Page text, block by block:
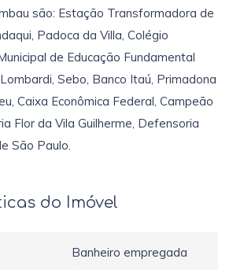
são: Estação Transformadora de
Padoca da Villa, Colégio
de Educação Fundamental
Sebo, Banco Itaú, Primadona
Caixa Econômica Federal, Campeão
Flor da Vila Guilherme, Defensoria
São Paulo.
do Imóvel
Banheiro empregada